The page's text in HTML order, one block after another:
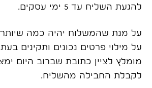
להגעת השליח עד 5
ימי עסקים.
על מנת שהמשלוח יהיה כמה שיותר
על מילוי פרטים נכונים ותקינים
מומלץ לציין כתובת שברוב היום
לקבלת החבילה מהשליח.